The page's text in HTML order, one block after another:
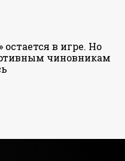
в игре. Но
чиновникам